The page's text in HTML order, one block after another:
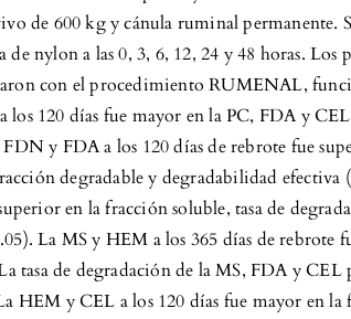
de 600 kg y cánula ruminal permanente.
de nylon a las 0, 3, 6, 12, 24 y 48 horas. Los
con el procedimiento RUMENAL,
120 días fue mayor en la PC, FDA y CEL
y FDA a los 120 días de rebrote fue
degradable y degradabilidad efectiva
en la fracción soluble, tasa de
La MS y HEM a los 365 días de rebrote
tasa de degradación de la MS, FDA y CEL
HEM y CEL a los 120 días fue mayor en la